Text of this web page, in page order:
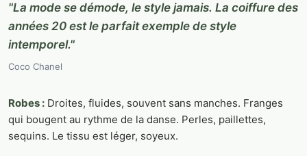
"La mode se démode, le style jamais. La coiffure des
années 20 est le parfait exemple de style
intemporel."
Coco Chanel
Robes : Droites, fluides, souvent sans manches. Franges
qui bougent au rythme de la danse. Perles, paillettes,
sequins. Le tissu est léger, soyeux.